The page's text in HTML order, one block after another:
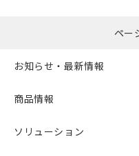
ペー
お知らせ・最新情報
商品情報
ソリューション